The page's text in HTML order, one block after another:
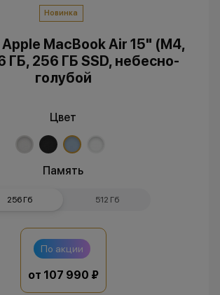
Новинка
MacBook Air 15" (M4,
ГБ, 256 ГБ SSD, небесно-
голубой
Цвет
Память
256 Гб 512 Гб
По акции
от 107 990 ₽